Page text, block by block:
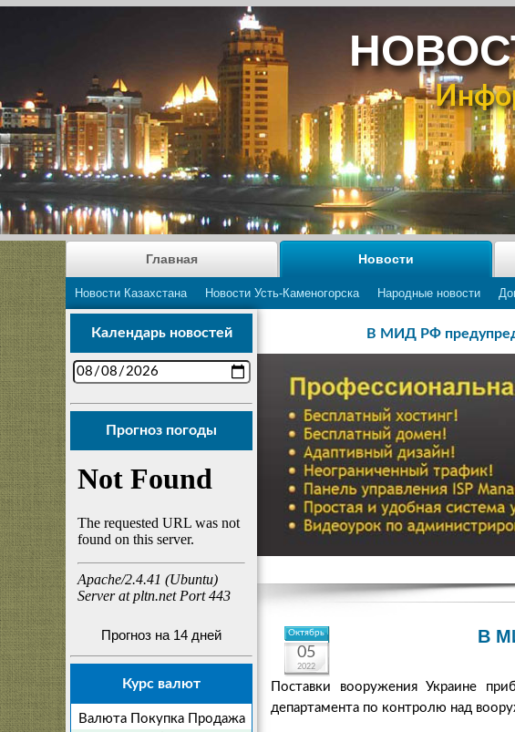
Главная Новости
Новости Казахстана Новости Усть-Каменогорска Народные новости
Календарь новостей
Прогноз погоды
Прогноз на 14 дней
Курс валют
Валюта Покупка
Продажа
В МИД РФ
Октябрь
05
2022
В
Поставки вооружения Украине
департамента по контролю над